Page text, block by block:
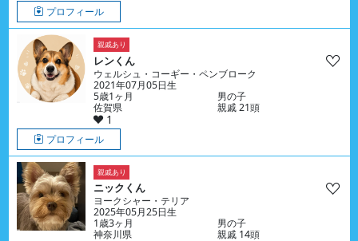
プロフィール
親戚あり
レンくん
ウェルシュ・コーギー・ペンブローク
2021年07月05日生
5歳1ヶ月
男の子
佐賀県
親戚 21頭
1
プロフィール
親戚あり
ニックくん
ヨークシャー・テリア
2025年05月25日生
1歳3ヶ月
男の子
神奈川県
親戚 14頭